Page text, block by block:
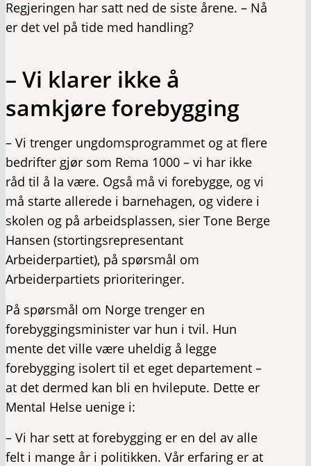
Regjeringen har satt ned de siste årene. – Nå
er det vel på tide med handling?
– Vi klarer ikke å
samkjøre forebygging
– Vi trenger ungdomsprogrammet og at flere
bedrifter gjør som Rema 1000 – vi har ikke
råd til å la være. Også må vi forebygge, og vi
må starte allerede i barnehagen, og videre i
skolen og på arbeidsplassen, sier Tone Berge
Hansen (stortingsrepresentant
Arbeiderpartiet), på spørsmål om
Arbeiderpartiets prioriteringer.
På spørsmål om Norge trenger en
forebyggingsminister var hun i tvil. Hun
mente det ville være uheldig å legge
forebygging isolert til et eget departement –
at det dermed kan bli en hvilepute. Dette er
Mental Helse uenige i:
– Vi har sett at forebygging er en del av alle
felt i mange år i politikken. Vår erfaring er at